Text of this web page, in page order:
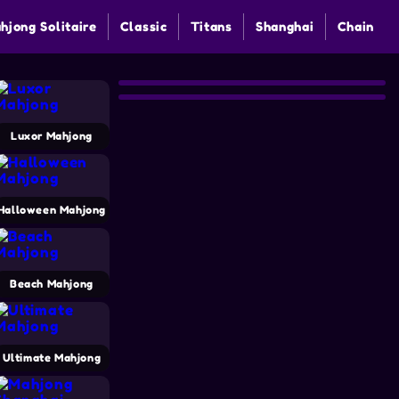
Solitaire Classic Titans Shanghai Chain
Luxor Mahjong
Mahjong
Beach Mahjong
Ultimate Mahjong